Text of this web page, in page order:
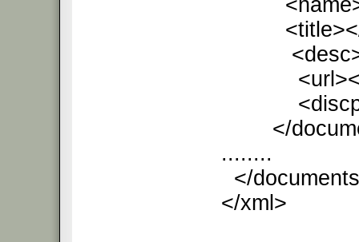
<title></
<url></
</
........
</
</xml>